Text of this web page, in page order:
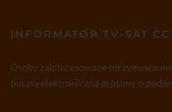
INFORMATOR TV-SAT
Osoby zainteresowane
pocztą elektroniczną prosimy o